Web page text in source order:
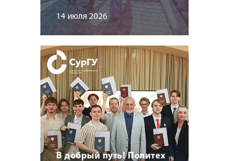
14 июля 2026
В добрый путь! Политех